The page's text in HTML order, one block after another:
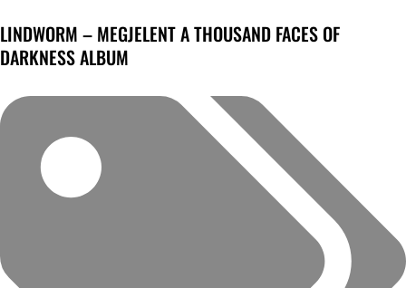
LINDWORM – MEGJELENT A THOUSAND FACES OF
DARKNESS ALBUM